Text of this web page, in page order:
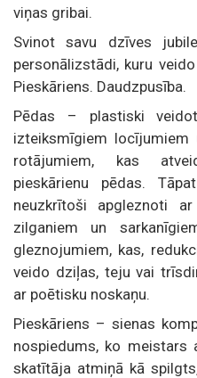
viņas gribai.
Svinot savu dzīves
personālizstādi, kuru
Pieskāriens. Daudzpusība.
Pēdas – plastiski
izteiksmīgiem locījumiem
rotājumiem, kas
pieskārienu pēdas.
neuzkrītoši apgleznoti
zilganiem un
gleznojumiem, kas,
veido dziļas, teju vai
ar poētisku noskaņu.
Pieskāriens – sienas
nospiedums, ko meistars
skatītāja atmiņā kā